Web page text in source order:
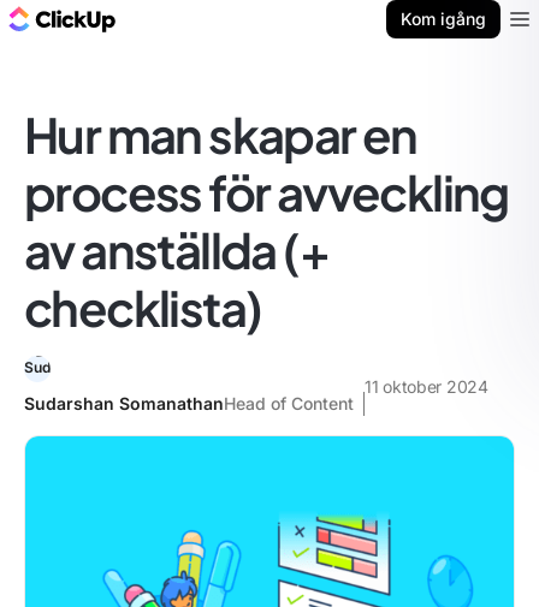
Kom igång
Hur man skapar en
process för avveckling
av anställda (+
checklista)
Sudarshan SomanathanHead of Content
11 oktober 2024